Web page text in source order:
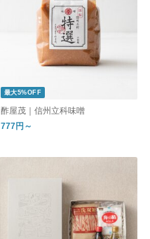
最大5%OFF
酢屋茂｜信州立科味噌
777円～